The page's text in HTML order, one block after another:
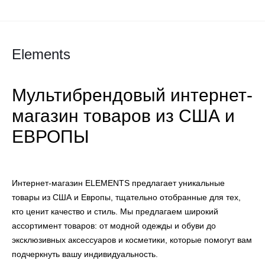
Elements
Мультибрендовый интернет-
магазин товаров из США и
ЕВРОПЫ
Интернет-магазин ELEMENTS предлагает уникальные
товары из США и Европы, тщательно отобранные для тех,
кто ценит качество и стиль. Мы предлагаем широкий
ассортимент товаров: от модной одежды и обуви до
эксклюзивных аксессуаров и косметики, которые помогут вам
подчеркнуть вашу индивидуальность.